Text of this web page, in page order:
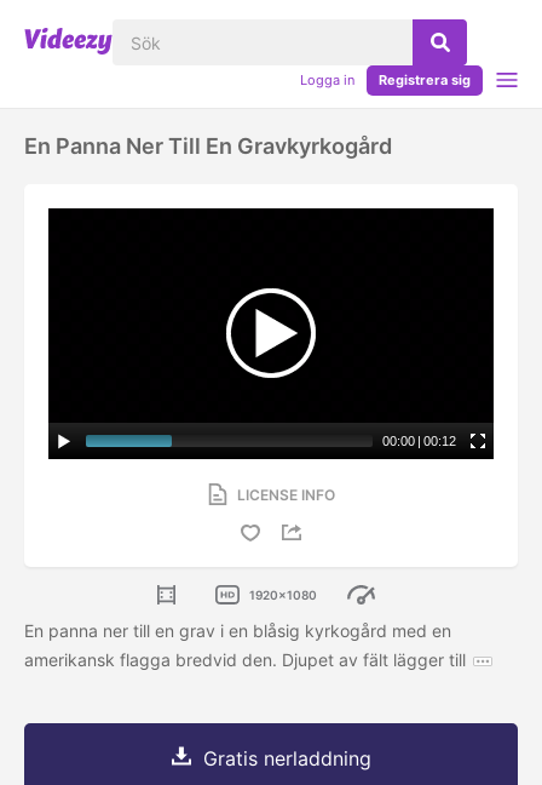
Logga in Registrera sig
En Panna Ner Till En Gravkyrkogård
00:00 | 00:12
LICENSE INFO
1920x1080
En panna ner till en grav i en blåsig kyrkogård med en
amerikansk flagga bredvid den. Djupet av fält lägger till
Gratis nerladdning